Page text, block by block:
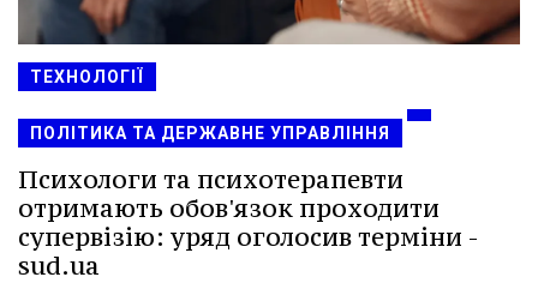
ТЕХНОЛОГІЇ
ПОЛІТИКА ТА ДЕРЖАВНЕ УПРАВЛІННЯ
Психологи та психотерапевти
отримають обов'язок проходити
супервізію: уряд оголосив терміни -
sud.ua